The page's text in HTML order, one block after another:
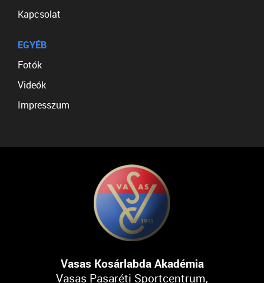
Kapcsolat
EGYÉB
Fotók
Videók
Impresszum
Vasas Kosárlabda Akadémia
Vasas Pasaréti Sportcentrum,